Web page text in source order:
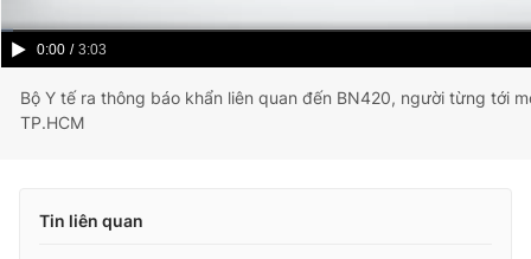
Current
0:00 / Duration
3:03
Bộ Y tế ra thông báo khẩn liên quan đến BN420, người từng tới
TP.HCM
Tin liên quan